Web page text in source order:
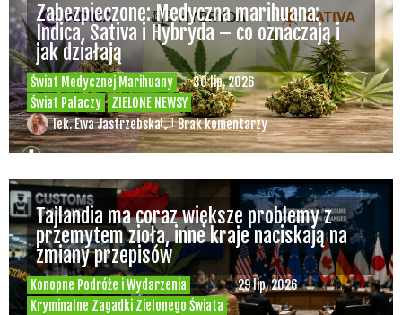
Świat Medycznej Marihuany
Świat Palaczy
ZIELONE NEWSY
30 lip, 2026
Zabezpieczone: Medyczna marihuana:
Indica, Sativa i Hybryda – co oznaczają i
jak działają
lek. Ewa Jastrzebska Brak komentarzy
Konopne Podróże i Wydarzenia
Kryminalne Zagadki Zielonego Świata
29 lip, 2026
Tajlandia ma coraz większe problemy z
przemytem zioła, inne kraje naciskają na
zmiany przepisów